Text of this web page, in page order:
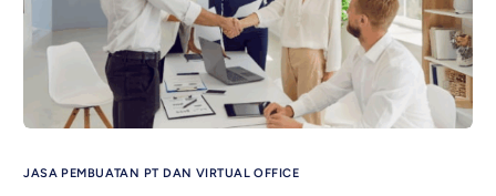
JASA PEMBUATAN PT DAN VIRTUAL OFFICE